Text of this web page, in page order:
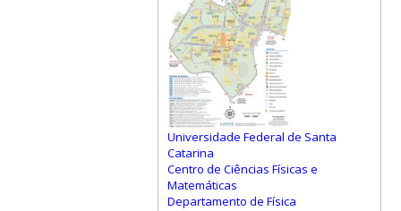
Universidade Federal de Santa
Catarina
Centro de Ciências Físicas e
Matemáticas
Departamento de Física